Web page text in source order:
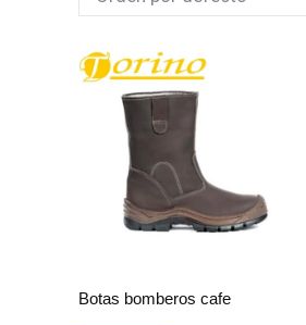
Botas bomberos cafe